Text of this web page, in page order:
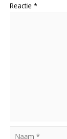
Reactie *
Naam